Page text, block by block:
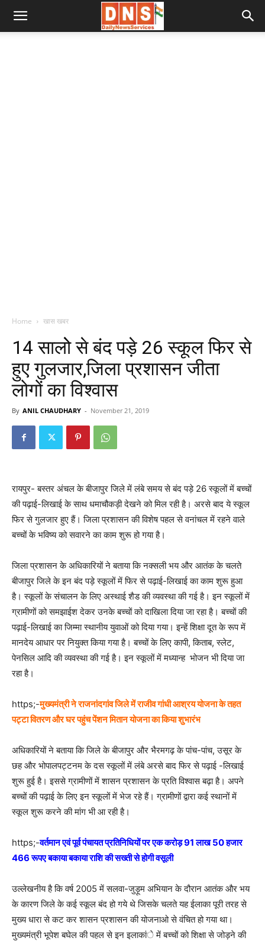
Home खास खबर
14 सालोे से बंद पड़े 26 स्कूल फिर से
हुए गुलजार,जिला प्रशासन जीता
लोगों का विश्वास
By ANIL CHAUDHARY - November 21, 2019
रायपुर- बस्तर अंचल के बीजापुर जिले में लंबे समय से बंद पड़े 26 स्कूलों में बच्चों
की पढ़ाई-लिखाई के साथ धमाचौकड़ी देखने को मिल रही है। अरसे बाद ये स्कूल
फिर से गुलजार हुए हैं। जिला प्रशासन की विशेष पहल से वनांचल में रहने वाले
बच्चों के भविष्य को सवारने का काम शुरू हो गया है।
जिला प्रशासन के अधिकारियों ने बताया कि नक्सली भय और आतंक के चलते
बीजापुर जिले के इन बंद पड़े स्कूलों में फिर से पढ़ाई-लिखाई का काम शुरू हुआ
है। स्कूलों के संचालन के लिए अस्थाई शैड की व्यवस्था की गई है। इन स्कूलों में
ग्रामीणों को समझाईश देकर उनके बच्चों को दाखिला दिया जा रहा है। बच्चों की
पढ़ाई-लिखाई का जिम्मा स्थानीय युवाओं को दिया गया। इन्हें शिक्षा दूत के रूप में
मानदेय आधार पर नियुक्त किया गया है। बच्चों के लिए कापी, किताब, स्लेट,
पेनसिल आदि की व्यवस्था की गई है। इन स्कूलों में मध्यान्ह भोजन भी दिया जा
रहा है।
https;-मुख्यमंत्री ने राजनांदगांव जिले में राजीव गांधी आश्रय योजना के तहत
पट्टा वितरण और घर पहुंच पेंशन मितान योजना का किया शुभारंभ
अधिकारियों ने बताया कि जिले के बीजापुर और भैरमगढ़ के पांच-पांच, उसूर के
छह और भोपालपट्टनम के दस स्कूलों में लंबे अरसे बाद फिर से पढ़ाई -लिखाई
शुरू हुई है। इससे ग्रामीणों में शासन प्रशासन के प्रति विश्वास बढ़ा है। अपने
बच्चों की पढ़ाई के लिए इन स्कूलों में भेज रहे हैं। ग्रामीणों द्वारा कई स्थानों में
स्कूल शुरू करने की मांग भी आ रही है।
https;-वर्तमान एवं पूर्व पंचायत प्रतिनिधियों पर एक करोड़ 91 लाख 50 हजार
466 रूपए बकाया बकाया राशि की सख्ती से होगी वसूली
उल्लेखनीय है कि वर्ष 2005 में सलवा-जुड़ूम अभियान के दौरान आतंक और भय
के कारण जिले के कई स्कूल बंद हो गये थे जिसके चलते यह ईलाका पूरी तरह से
मुख्य धारा से कट कर शासन प्रशासन की योजनाओ से वंचित हो गया था।
मुख्यमंत्री भूपेश बघेल की पहल से इन इलाकांे में बच्चों को शिक्षा से जोड़ने की